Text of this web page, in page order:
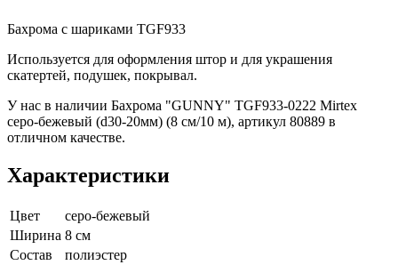
Бахрома с шариками TGF933
Используется для оформления штор и для украшения
скатертей, подушек, покрывал.
У нас в наличии Бахрома "GUNNY" TGF933-0222 Mirtex
серо-бежевый (d30-20мм) (8 см/10 м), артикул 80889 в
отличном качестве.
Характеристики
Цвет
серо-бежевый
Ширина 8 см
Состав
полиэстер